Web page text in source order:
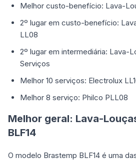
Melhor custo-benefício: Lava-
2º lugar em custo-benefício:
LL08
2º lugar em intermediária: Lava-
Serviços
Melhor 10 serviços: Electrolux
Melhor 8 serviço: Philco PLL08
Melhor geral: Lava-
BLF14
O modelo Brastemp BLF14 é uma